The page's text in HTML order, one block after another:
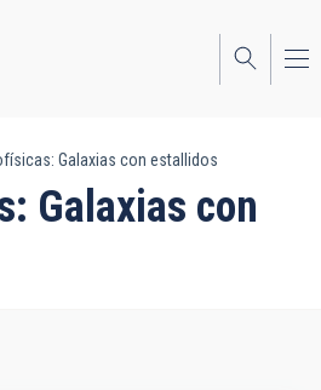
Galaxias con estallidos
Galaxias con